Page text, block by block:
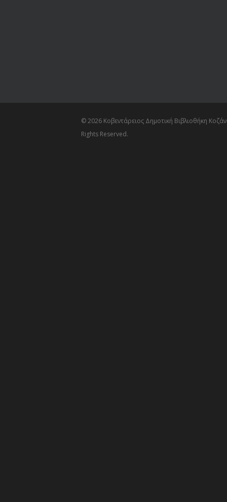
© 2026 Κοβεντάρειος Δημοτική Βιβλιοθήκη
Rights Reserved.